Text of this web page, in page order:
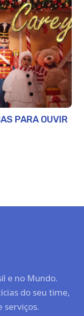
PARA OUVIR
e no Mundo.
do seu time,
serviços.